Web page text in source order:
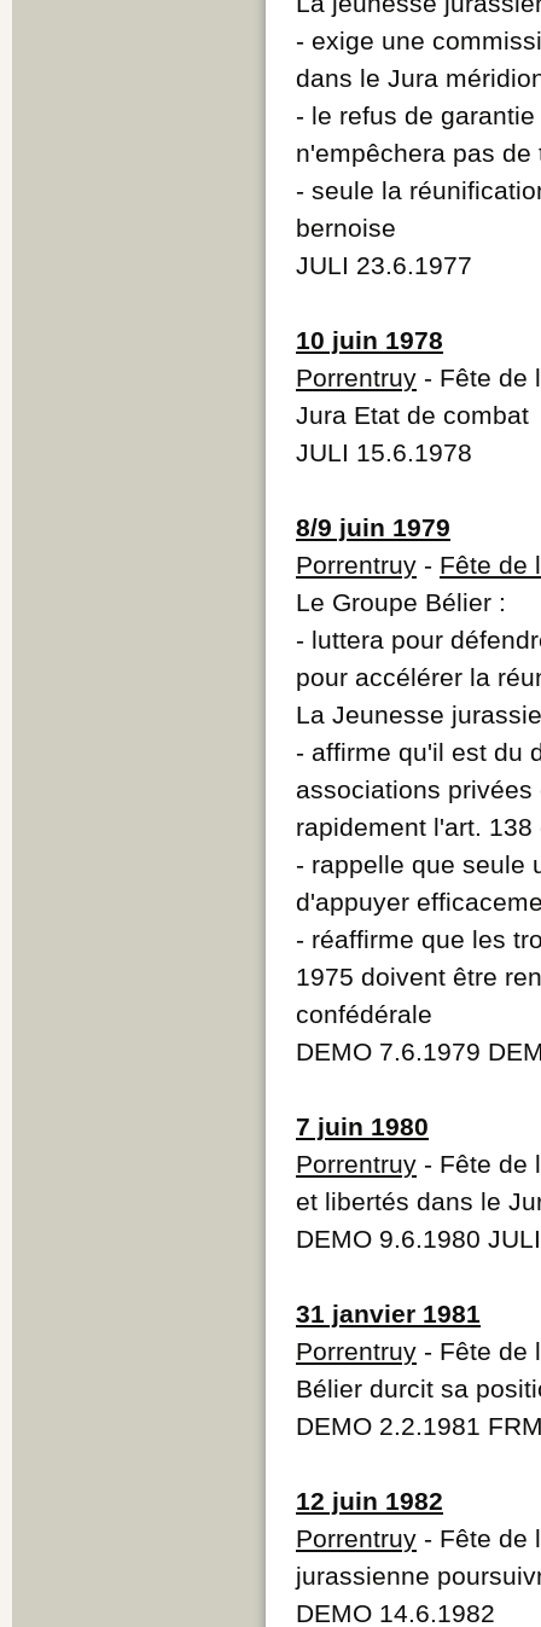
- exige une
dans le Jura
- le refus de
n'empêchera pas
- seule la
bernoise
JULI 23.6.1977
10 juin 1978
Porrentruy - Fête de
Jura Etat de combat
JULI 15.6.1978
8/9 juin 1979
Porrentruy - Fête de
Le Groupe Bélier :
- luttera pour
pour accélérer la
La Jeunesse
- affirme qu'il est du
associations
rapidement l'art.
- rappelle que seule
d'appuyer
- réaffirme que les
1975 doivent être
confédérale
DEMO 7.6.1979
7 juin 1980
Porrentruy - Fête de
et libertés dans le
DEMO 9.6.1980
31 janvier 1981
Porrentruy - Fête de
Bélier durcit sa
DEMO 2.2.1981
12 juin 1982
Porrentruy - Fête de
jurassienne
DEMO 14.6.1982